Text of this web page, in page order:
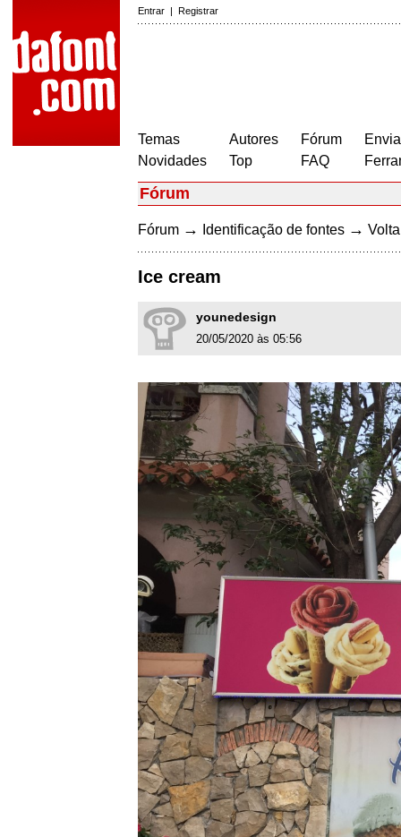
Entrar | Registrar
Temas
Novidades
Autores
Top
Fórum
FAQ
Fórum
Fórum → Identificação de fontes →
Ice cream
younedesign
20/05/2020 às 05:56